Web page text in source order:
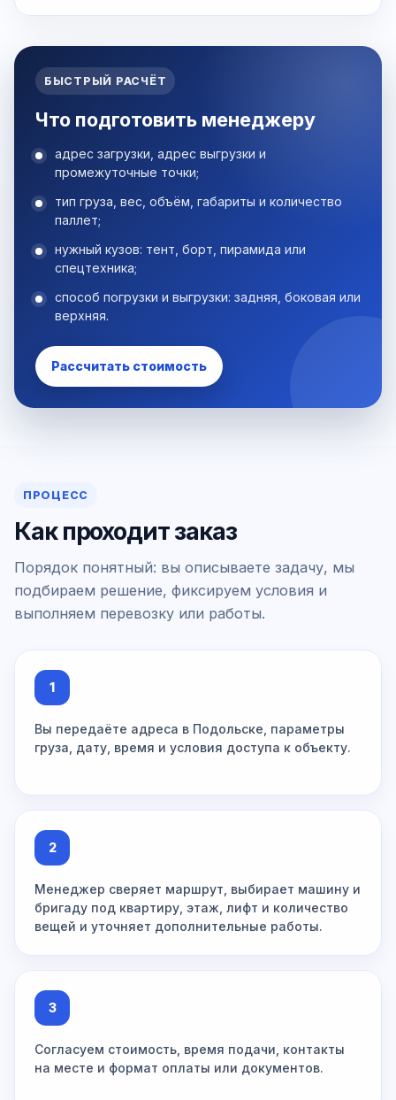
БЫСТРЫЙ РАСЧЁТ
Что подготовить менеджеру
адрес загрузки, адрес выгрузки и
промежуточные точки;
тип груза, вес, объём, габариты и количество
паллет;
нужный кузов: тент, борт, пирамида или
спецтехника;
способ погрузки и выгрузки: задняя, боковая или
верхняя.
Рассчитать стоимость
ПРОЦЕСС
Как проходит заказ
Порядок понятный: вы описываете задачу, мы
подбираем решение, фиксируем условия и
выполняем перевозку или работы.
1
Вы передаёте адреса в Подольске, параметры
груза, дату, время и условия доступа к объекту.
2
Менеджер сверяет маршрут, выбирает машину и
бригаду под квартиру, этаж, лифт и количество
вещей и уточняет дополнительные работы.
3
Согласуем стоимость, время подачи, контакты
на месте и формат оплаты или документов.